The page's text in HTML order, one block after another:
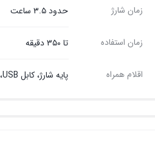
زمان شارژ حدود ۳.۵ ساعت
زمان استفاده تا ۳۵۰ دقیقه
اقلام همراه پایه شارژ، کابل USB، برس تمیزکننده، دفترچه